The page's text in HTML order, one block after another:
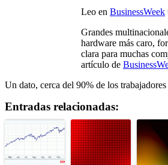
Leo en BusinessWeek
Grandes
hardware más caro,
clara para muchas
artículo de
Un dato, cerca del 90% de los
Entradas relacionadas: